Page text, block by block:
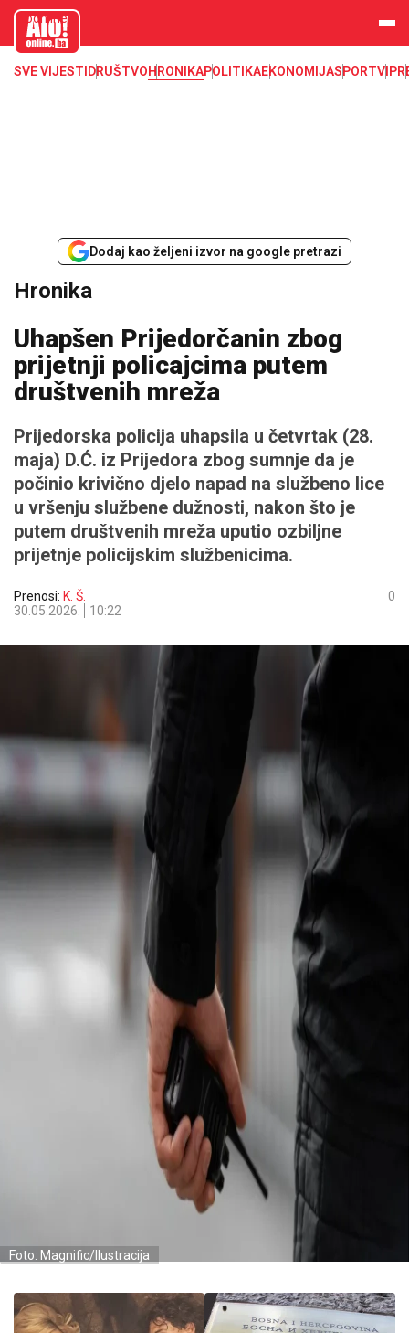
aloonline.b
SVE VIJESTI DRUŠTVOHRONIKAPOLITIKAEKONOMIJASPORTVIP
Dodaj kao željeni izvor na google pretrazi
Hronika
Uhapšen Prijedorčanin zbog
prijetnji policajcima putem
društvenih mreža
Prijedorska policija uhapsila u četvrtak (28.
maja) D.Ć. iz Prijedora zbog sumnje da je
počinio krivično djelo napad na službeno lice
u vršenju službene dužnosti, nakon što je
putem društvenih mreža uputio ozbiljne
prijetnje policijskim službenicima.
Prenosi: K. Š.
30.05.2026.
10:22
0
Foto: Magnific/Ilustracija